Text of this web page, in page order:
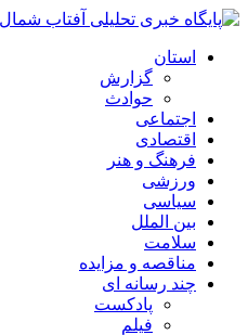
استان
گزارش
حوادث
اجتماعی
اقتصادی
فرهنگ و هنر
ورزشی
سیاسی
بین الملل
سلامت
مناقصه و مزایده
چند رسانه ای
پادکست
فیلم